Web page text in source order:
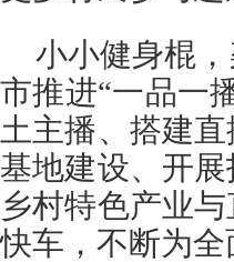
小小健身棍
市推进“一品一
土主播、搭建
基地建设、开
乡村特色产业
快车，不断为